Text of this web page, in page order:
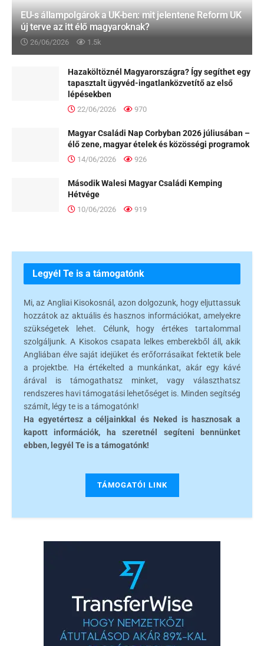
EU-s állampolgárok a UK-ben: mit jelentene Reform UK
új terve az itt élő magyaroknak?
26/06/2026 1.5k
Hazaköltöznél Magyarországra? Így segíthet egy
tapasztalt ügyvéd-ingatlanközvetítő az első
lépésekben
22/06/2026 970
Magyar Családi Nap Corbyban 2026 júliusában –
élő zene, magyar ételek és közösségi programok
14/06/2026 926
Második Walesi Magyar Családi Kemping
Hétvége
10/06/2026 919
Legyél Te is a támogatónk
Mi, az Angliai Kisokosnál, azon dolgozunk, hogy eljuttassuk
hozzátok az aktuális és hasznos információkat, amelyekre
szükségetek lehet. Célunk, hogy értékes tartalommal
szolgáljunk. A Kisokos csapata lelkes emberekből áll, akik
Angliában élve saját idejüket és erőforrásaikat fektetik bele
a projektbe. Ha értékelted a munkánkat, akár egy kávé
árával is támogathatsz minket, vagy választhatsz
rendszeres havi támogatási lehetőséget is. Minden segítség
számít, légy te is a támogatónk!
Ha egyetértesz a céljainkkal és Neked is hasznosak a
kapott információk, ha szeretnél segíteni bennünket
ebben, legyél Te is a támogatónk!
TÁMOGATÓI LINK